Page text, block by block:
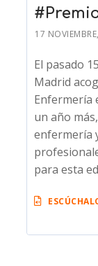
17
El pasado
Madrid
Enfermería
un año
enfermería
para esta